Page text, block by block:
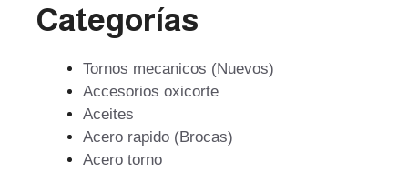
Categorías
Tornos mecanicos (Nuevos)
Accesorios oxicorte
Aceites
Acero rapido (Brocas)
Acero torno